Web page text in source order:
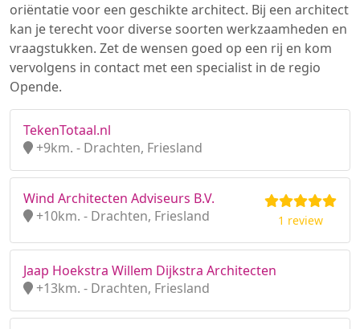
oriëntatie voor een geschikte architect. Bij een architect
kan je terecht voor diverse soorten werkzaamheden en
vraagstukken. Zet de wensen goed op een rij en kom
vervolgens in contact met een specialist in de regio
Opende.
TekenTotaal.nl
+9km. - Drachten, Friesland
Wind Architecten Adviseurs B.V.
+10km. - Drachten, Friesland
1 review
Jaap Hoekstra Willem Dijkstra Architecten
+13km. - Drachten, Friesland